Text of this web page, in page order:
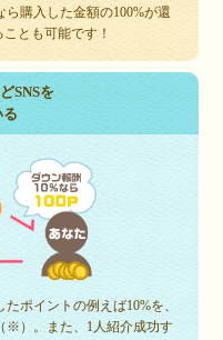
購入した金額の100%が還
とも可能です！
SNSを
ポイントの例えば10%を、
※）。また、1人紹介成功す